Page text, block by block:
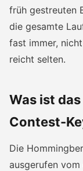
früh gestreuten
die gesamte
fast immer,
reicht selten.
Was ist
Contest-
Die
ausgerufen